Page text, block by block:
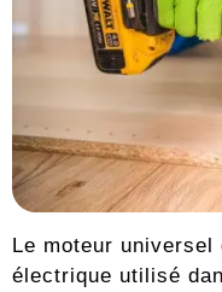
Le moteur
électrique utilisé